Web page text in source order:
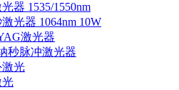
器 1535/1550nm
光器 1064nm 10W
激光器
秒脉冲激光器
光
光